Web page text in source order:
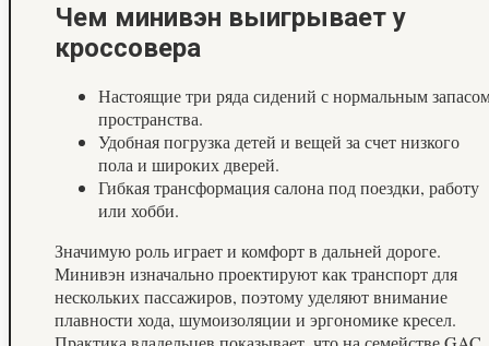
Чем минивэн выигрывает у
кроссовера
Настоящие три ряда сидений с нормальным
пространства.
Удобная погрузка детей и вещей за счет низкого
пола и широких дверей.
Гибкая трансформация салона под поездки, работу
или хобби.
Значимую роль играет и комфорт в дальней дороге.
Минивэн изначально проектируют как транспорт для
нескольких пассажиров, поэтому уделяют внимание
плавности хода, шумоизоляции и эргономике кресел.